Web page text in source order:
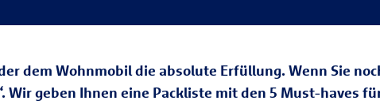
dem Wohnmobil die absolute Erfüllung. Wenn Sie
Wir geben Ihnen eine Packliste mit den 5 Must-haves